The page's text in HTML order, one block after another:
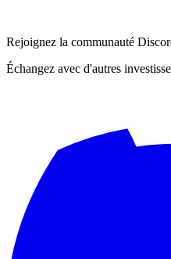
Rejoignez la communauté
Échangez avec d'autres